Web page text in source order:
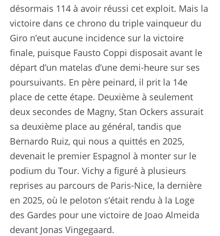
désormais 114 à avoir réussi cet exploit. Mais la
victoire dans ce chrono du triple vainqueur du
Giro n’eut aucune incidence sur la victoire
finale, puisque Fausto Coppi disposait avant le
départ d’un matelas d’une demi-heure sur ses
poursuivants. En père peinard, il prit la 14e
place de cette étape. Deuxième à seulement
deux secondes de Magny, Stan Ockers assurait
sa deuxième place au général, tandis que
Bernardo Ruiz, qui nous a quittés en 2025,
devenait le premier Espagnol à monter sur le
podium du Tour. Vichy a figuré à plusieurs
reprises au parcours de Paris-Nice, la dernière
en 2025, où le peloton s’était rendu à la Loge
des Gardes pour une victoire de Joao Almeida
devant Jonas Vingegaard.